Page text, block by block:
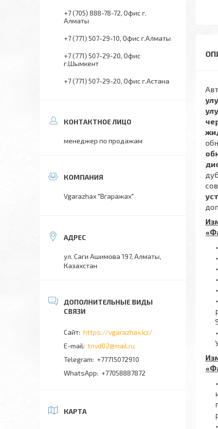
+7 (705) 888-78-72 Офис г.
Алматы
+7 (771) 507-29-10 Офис г.Алматы
+7 (771) 507-29-20 Офис
г.Шымкент
+7 (771) 507-29-20 Офис г.Астана
менеджер по продажам
Vgarazhax "Вгаражах"
ул. Саги Ашимова 197, Алматы,
Казахстан
https://vgarazhax.kz/
tnvd02@mail.ru
+77715072910
+77058887872
КАРТА